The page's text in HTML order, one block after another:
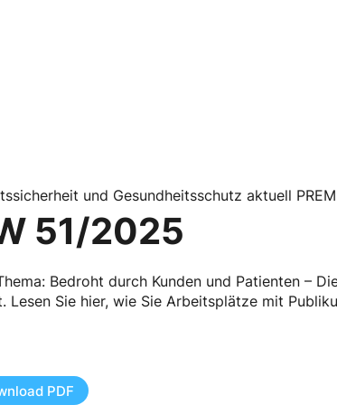
und Gesundheitsschutz aktuell
51/2025
Bedroht durch Kunden und Patienten –
Lesen Sie hier, wie Sie Arbeitsplätze mit
PDF